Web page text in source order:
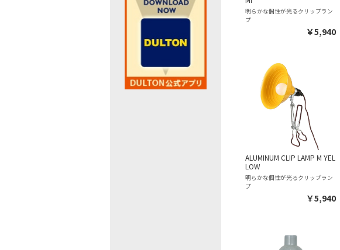
明らかな個性が光るクリップラン
プ
￥5,940
ALUMINUM CLIP LAMP M YEL
LOW
明らかな個性が光るクリップラン
プ
￥5,940